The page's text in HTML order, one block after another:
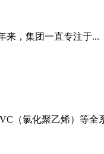
来，集团一直专注于...
（氯化聚乙烯）等全